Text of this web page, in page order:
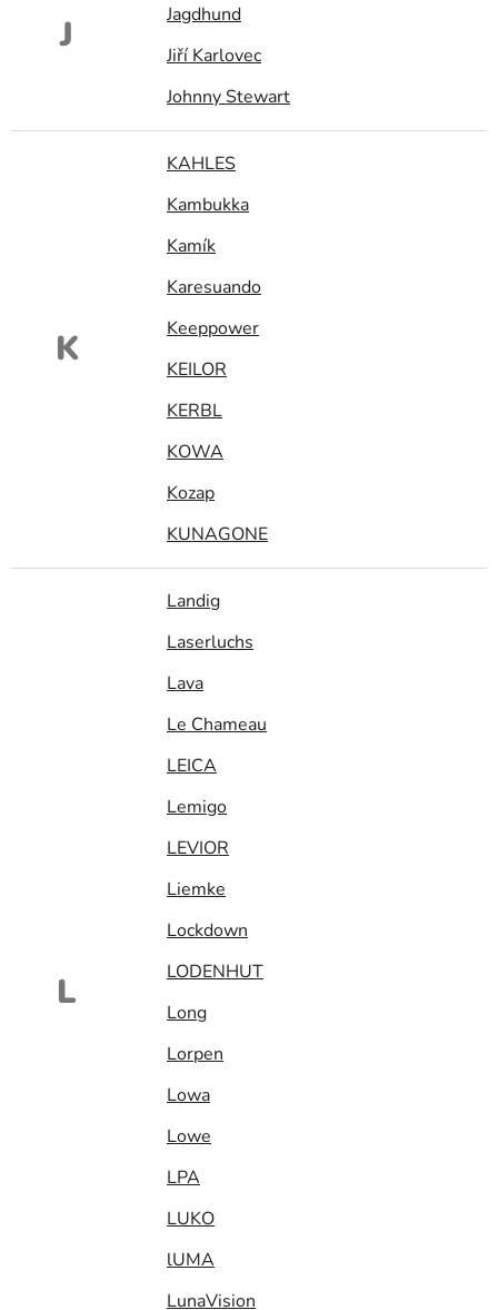
J
Jagdhund
Jiří Karlovec
Johnny Stewart
K
KAHLES
Kambukka
Kamík
Karesuando
Keeppower
KEILOR
KERBL
KOWA
Kozap
KUNAGONE
L
Landig
Laserluchs
Lava
Le Chameau
LEICA
Lemigo
LEVIOR
Liemke
Lockdown
LODENHUT
Long
Lorpen
Lowa
Lowe
LPA
LUKO
lUMA
LunaVision